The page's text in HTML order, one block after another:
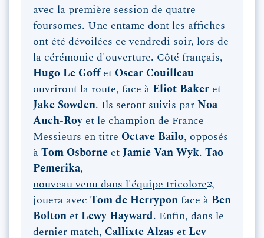
avec la première session de quatre
foursomes. Une entame dont les affiches
ont été dévoilées ce vendredi soir, lors de
la cérémonie d'ouverture. Côté français,
Hugo Le Goff et Oscar Couilleau
ouvriront la route, face à Eliot Baker et
Jake Sowden. Ils seront suivis par Noa
Auch-Roy et le champion de France
Messieurs en titre Octave Bailo, opposés
à Tom Osborne et Jamie Van Wyk. Tao
Pemerika,
nouveau venu dans l'équipe tricolore ,
jouera avec Tom de Herrypon face à Ben
Bolton et Lewy Hayward. Enfin, dans le
dernier match, Callixte Alzas et Lev